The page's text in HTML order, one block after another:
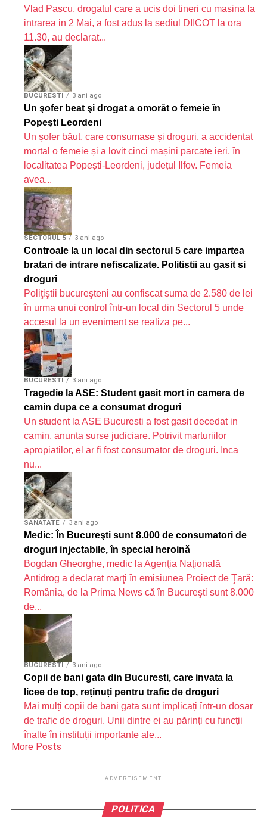
Vlad Pascu, drogatul care a ucis doi tineri cu masina la
intrarea in 2 Mai, a fost adus la sediul DIICOT la ora
11.30, au declarat...
BUCURESTI 3 ani ago
Un şofer beat şi drogat a omorât o femeie în
Popeşti Leordeni
Un șofer băut, care consumase și droguri, a accidentat
mortal o femeie și a lovit cinci mașini parcate ieri, în
localitatea Popești-Leordeni, județul Ilfov. Femeia
avea...
SECTORUL 5 3 ani ago
Controale la un local din sectorul 5 care impartea
bratari de intrare nefiscalizate. Politistii au gasit si
droguri
Poliţiştii bucureşteni au confiscat suma de 2.580 de lei
în urma unui control într-un local din Sectorul 5 unde
accesul la un eveniment se realiza pe...
BUCURESTI 3 ani ago
Tragedie la ASE: Student gasit mort in camera de
camin dupa ce a consumat droguri
Un student la ASE Bucuresti a fost gasit decedat in
camin, anunta surse judiciare. Potrivit marturiilor
apropiatilor, el ar fi fost consumator de droguri. Inca
nu...
SANATATE 3 ani ago
Medic: În Bucureşti sunt 8.000 de consumatori de
droguri injectabile, în special heroină
Bogdan Gheorghe, medic la Agenţia Naţională
Antidrog a declarat marţi în emisiunea Proiect de Ţară:
România, de la Prima News că în Bucureşti sunt 8.000
de...
BUCURESTI 3 ani ago
Copii de bani gata din Bucuresti, care invata la
licee de top, reținuți pentru trafic de droguri
Mai mulți copii de bani gata sunt implicați într-un dosar
de trafic de droguri. Unii dintre ei au părinți cu funcții
înalte în instituții importante ale...
More Posts
ADVERTISEMENT
POLITICA